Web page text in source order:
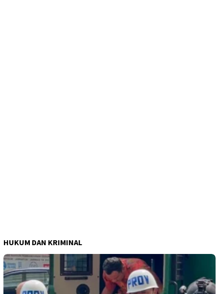
HUKUM DAN KRIMINAL